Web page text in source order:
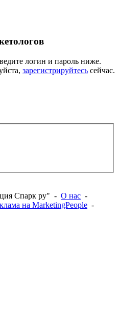
логин и пароль ниже.
зарегистрируйтесь сейчас.
Спарк ру" - О нас -
на MarketingPeople -